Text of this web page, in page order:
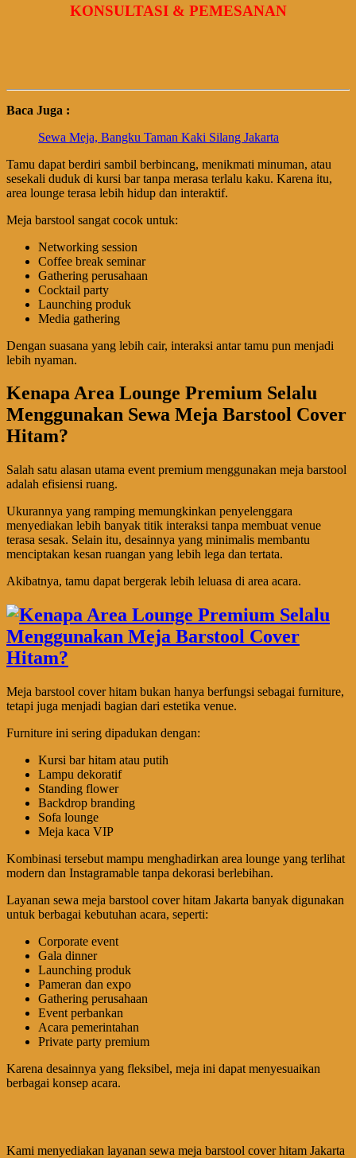
KONSULTASI & PEMESANAN
Baca Juga :
Sewa Meja, Bangku Taman Kaki Silang Jakarta
Tamu dapat berdiri sambil berbincang, menikmati minuman, atau
sesekali duduk di kursi bar tanpa merasa terlalu kaku. Karena itu,
area lounge terasa lebih hidup dan interaktif.
Meja barstool sangat cocok untuk:
Networking session
Coffee break seminar
Gathering perusahaan
Cocktail party
Launching produk
Media gathering
Dengan suasana yang lebih cair, interaksi antar tamu pun menjadi
lebih nyaman.
Kenapa Area Lounge Premium Selalu
Menggunakan Sewa Meja Barstool Cover
Hitam?
Salah satu alasan utama event premium menggunakan meja barstool
adalah efisiensi ruang.
Ukurannya yang ramping memungkinkan penyelenggara
menyediakan lebih banyak titik interaksi tanpa membuat venue
terasa sesak. Selain itu, desainnya yang minimalis membantu
menciptakan kesan ruangan yang lebih lega dan tertata.
Akibatnya, tamu dapat bergerak lebih leluasa di area acara.
Meja barstool cover hitam bukan hanya berfungsi sebagai furniture,
tetapi juga menjadi bagian dari estetika venue.
Furniture ini sering dipadukan dengan:
Kursi bar hitam atau putih
Lampu dekoratif
Standing flower
Backdrop branding
Sofa lounge
Meja kaca VIP
Kombinasi tersebut mampu menghadirkan area lounge yang terlihat
modern dan Instagramable tanpa dekorasi berlebihan.
Layanan sewa meja barstool cover hitam Jakarta banyak digunakan
untuk berbagai kebutuhan acara, seperti:
Corporate event
Gala dinner
Launching produk
Pameran dan expo
Gathering perusahaan
Event perbankan
Acara pemerintahan
Private party premium
Karena desainnya yang fleksibel, meja ini dapat menyesuaikan
berbagai konsep acara.
Kami menyediakan layanan sewa meja barstool cover hitam Jakarta